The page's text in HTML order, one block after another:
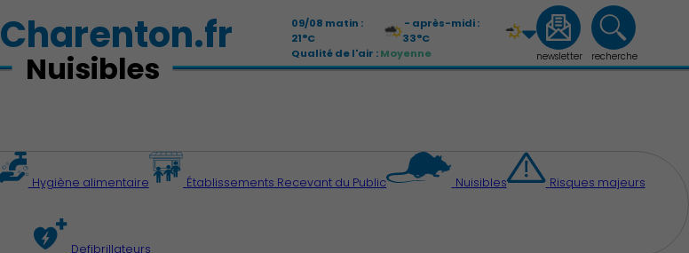
Charenton.fr
09/08 matin :
21°C
- après-midi :
33°C
Qualité de l'air :Moyenne
newsletter recherche
Nuisibles
Hygiène alimentaire Établissements Recevant du Public Nuisibles Risques majeurs
Defibrillateurs